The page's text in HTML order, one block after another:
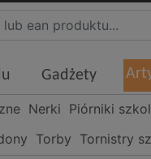
Gadżety
Nerki Piórniki
Torby Tornistry